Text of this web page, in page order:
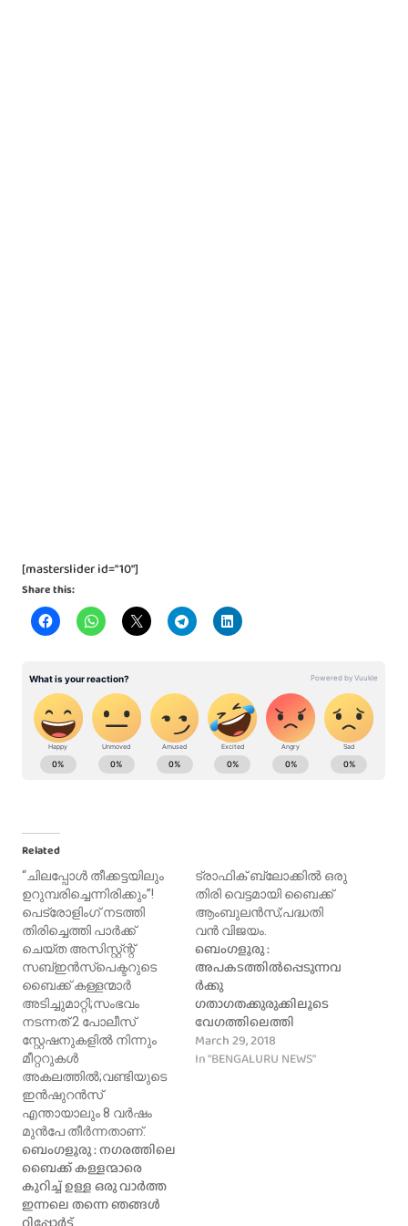
[masterslider id="10"]
Share this:
Related
“ചിലപ്പോള്‍ തീക്കട്ടയിലും
ഉറുമ്പരിച്ചെന്നിരിക്കും”!
പെട്രോളിംഗ് നടത്തി
തിരിച്ചെത്തി പാര്‍ക്ക്‌
ചെയ്ത അസിസ്റ്റ്ന്റ്
സബ്ഇന്‍സ്പെക്ടറുടെ
ബൈക്ക് കള്ളന്മാര്‍
അടിച്ചുമാറ്റി;സംഭവം
നടന്നത് 2 പോലീസ്
സ്റ്റേഷനുകളില്‍ നിന്നും
മീറ്ററുകള്‍
അകലത്തില്‍;വണ്ടിയുടെ
ഇന്‍ഷുറന്‍സ്
എന്തായാലും 8 വര്‍ഷം
മുന്‍പേ തീര്‍ന്നതാണ്.
ബെംഗളൂരു : നഗരത്തിലെ
ബൈക്ക് കള്ളന്മാരെ
കുറിച്ച് ഉള്ള ഒരു വാര്‍ത്ത‍
ഇന്നലെ തന്നെ ഞങ്ങള്‍
ട്രാഫിക്‌ ബ്ലോക്കില്‍ ഒരു
തിരി വെട്ടമായി ബൈക്ക്
ആംബുലന്‍സ്;പദ്ധതി
വന്‍ വിജയം.
ബെംഗളൂരു :
അപകടത്തിൽപ്പെടുന്നവ
ർക്കു
ഗതാഗതക്കുരുക്കിലൂടെ
വേഗത്തിലെത്തി
പ്രഥമശുശ്രൂഷ
നൽകാനും
March 29, 2018
In "BENGALURU NEWS"